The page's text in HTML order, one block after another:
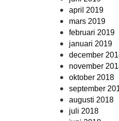
april 2019
mars 2019
februari 2019
januari 2019
december
november
oktober 2018
september
augusti 2018
juli 2018